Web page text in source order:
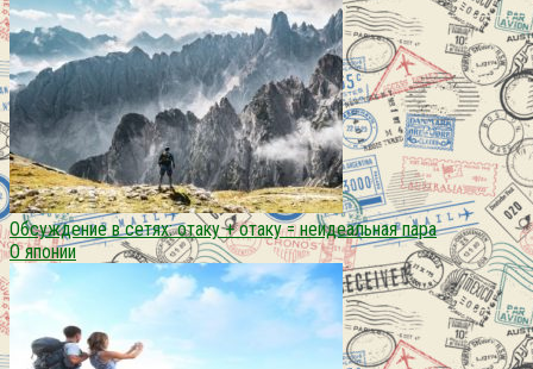
Обсуждение в сетях: отаку + отаку = неидеальная пара
О японии